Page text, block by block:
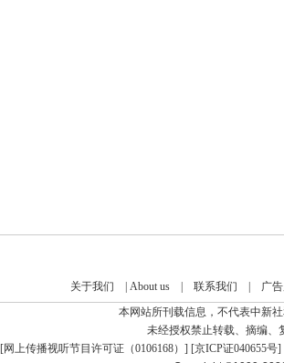
关于我们 About us| 联系我们
广
本网站所刊载信息，不代表中新
未经授权禁止转载、摘编、
[网上传播视听节目许可证（0106168） ] [京ICP证040655号]